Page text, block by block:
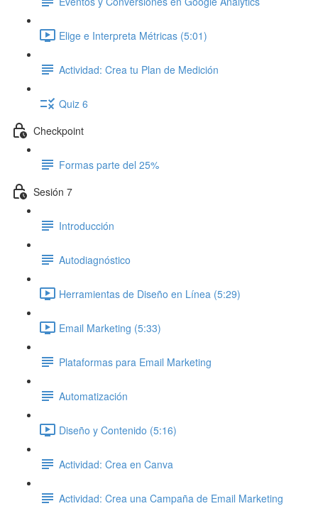
Elige e Interpreta Métricas (5:01)
Actividad: Crea tu Plan de Medición
Quiz 6
Checkpoint
Formas parte del 25%
Sesión 7
Introducción
Autodiagnóstico
Herramientas de Diseño en Línea (5:29)
Email Marketing (5:33)
Plataformas para Email Marketing
Automatización
Diseño y Contenido (5:16)
Actividad: Crea en Canva
Actividad: Crea una Campaña de Email Marketing